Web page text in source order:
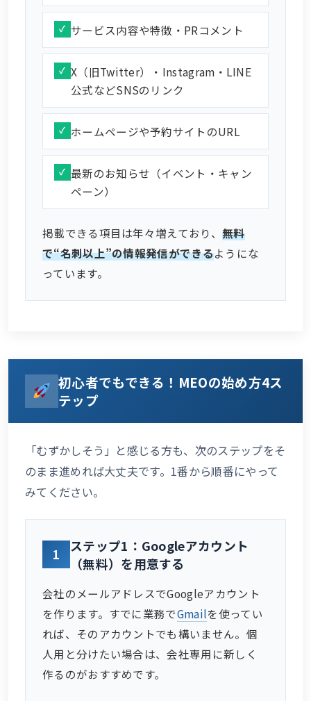
サービス内容や特徴・PRコメント
X（旧Twitter）・Instagram・LINE
公式などSNSのリンク
ホームページや予約サイトのURL
最新のお知らせ（イベント・キャン
ペーン）
掲載できる項目は年々増えており、 無料
で“名刺以上”の情報発信ができるようにな
っています。
初心者でもできる！MEOの始め方4ス
テップ
「むずかしそう」と感じる方も、次のステップをそ
のまま進めれば大丈夫です。1番から順番にやって
みてください。
1
ステップ1：Googleアカウント
（無料）を用意する
会社のメールアドレスでGoogleアカウント
を作ります。すでに業務でGmailを使ってい
れば、そのアカウントでも構いません。個
人用と分けたい場合は、会社専用に新しく
作るのがおすすめです。